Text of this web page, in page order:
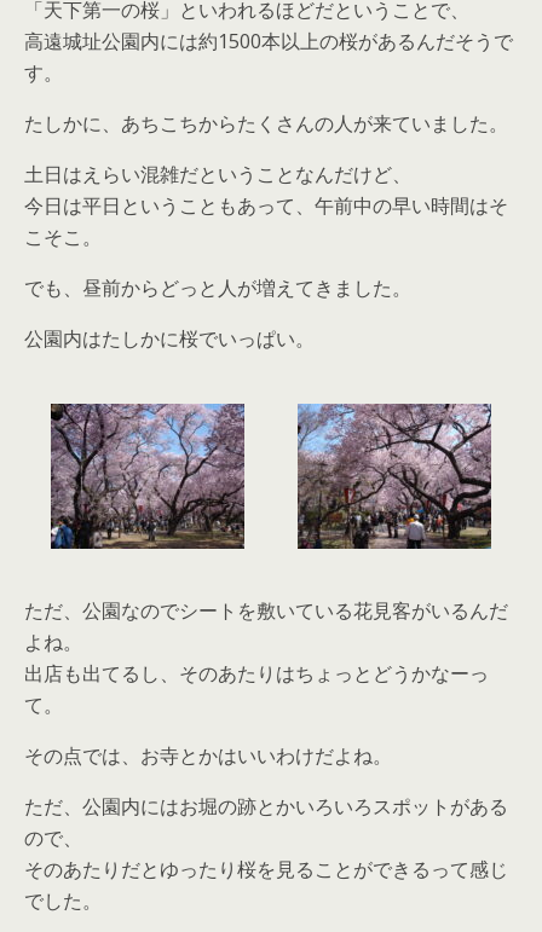
「天下第一の桜」といわれるほどだということで、
高遠城址公園内には約1500本以上の桜があるんだそうで
す。
たしかに、あちこちからたくさんの人が来ていました。
土日はえらい混雑だということなんだけど、
今日は平日ということもあって、午前中の早い時間はそ
こそこ。
でも、昼前からどっと人が増えてきました。
公園内はたしかに桜でいっぱい。
ただ、公園なのでシートを敷いている花見客がいるんだ
よね。
出店も出てるし、そのあたりはちょっとどうかなーっ
て。
その点では、お寺とかはいいわけだよね。
ただ、公園内にはお堀の跡とかいろいろスポットがある
ので、
そのあたりだとゆったり桜を見ることができるって感じ
でした。